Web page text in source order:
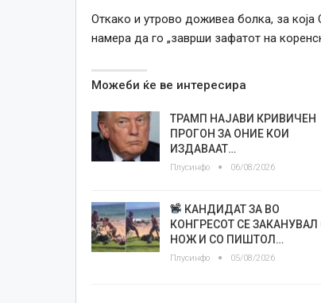
Откако и утрово доживеа болка, за
намера да го „заврши зафатот на
Можеби ќе ве интересира
ТРАМП НАЈАВИ КРИВИЧЕН
ПРОГОН ЗА ОНИЕ КОИ
ИЗДАВААТ…
Плусинфо 06/08/2026
КАНДИДАТ ЗА ВО
КОНГРЕСОТ СЕ ЗАКАНУВАЛ
НОЖ И СО ПИШТОЛ…
Плусинфо 05/08/2026